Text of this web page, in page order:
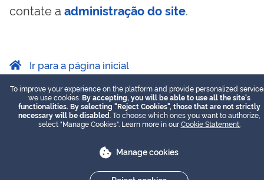
contate a administração do site.
Ir para a página inicial
To improve your experience on the platform and provide personalized
we use cookies. By accepting, you will be able to use all the site's
functionalities. By selecting "Reject Cookies", those that are not strictly
necessary will be disabled. To choose which ones you want to authorize,
select "Manage Cookies". Learn more in ourCookie Statement.
Manage cookies